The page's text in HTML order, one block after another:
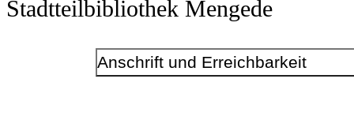
Stadtteilbibliothek Mengede
Anschrift und Erreichbarkeit